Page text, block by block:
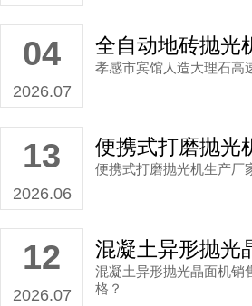
04
2026.07
孝感市宾馆人造大理石高
13
2026.06
便携式打磨抛光机生产厂
12
2026.07
混凝土异形抛光晶面机销
格？